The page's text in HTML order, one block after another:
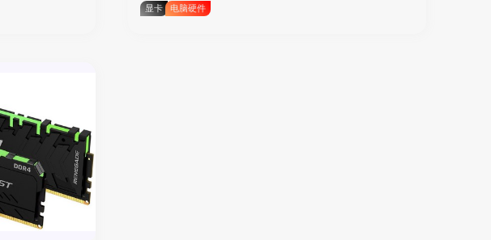
显卡 电脑硬件